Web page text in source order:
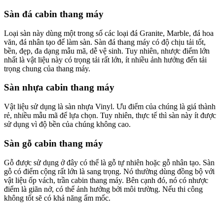
Sàn đá cabin thang máy
Loại sàn này dùng một trong số các loại đá Granite, Marble, đá hoa
văn, đá nhân tạo để làm sàn. Sàn đá thang máy có độ chịu tải tốt,
bền, đẹp, đa dạng mẫu mã, dễ vệ sinh. Tuy nhiên, nhược điểm lớn
nhất là vật liệu này có trọng tải rất lớn, ít nhiều ảnh hưởng đến tải
trọng chung của thang máy.
Sàn nhựa cabin thang máy
Vật liệu sử dụng là sàn nhựa Vinyl. Ưu điểm của chúng là giá thành
rẻ, nhiều mẫu mã để lựa chọn. Tuy nhiên, thực tế thì sàn này ít được
sử dụng vì độ bền của chúng không cao.
Sàn gỗ cabin thang máy
Gỗ được sử dụng ở đây có thể là gỗ tự nhiên hoặc gỗ nhân tạo. Sàn
gỗ có điểm cộng rất lớn là sang trọng. Nó thường dùng đồng bộ với
vật liệu ốp vách, trần cabin thang máy. Bên cạnh đó, nó có nhược
điểm là giãn nở, có thể ảnh hưởng bởi môi trường. Nếu thi công
không tốt sẽ có khả năng ẩm mốc.